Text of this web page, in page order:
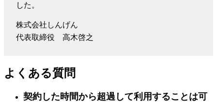
した。
株式会社しんげん
代表取締役 高木啓之
よくある質問
契約した時間から超過して利用することは可